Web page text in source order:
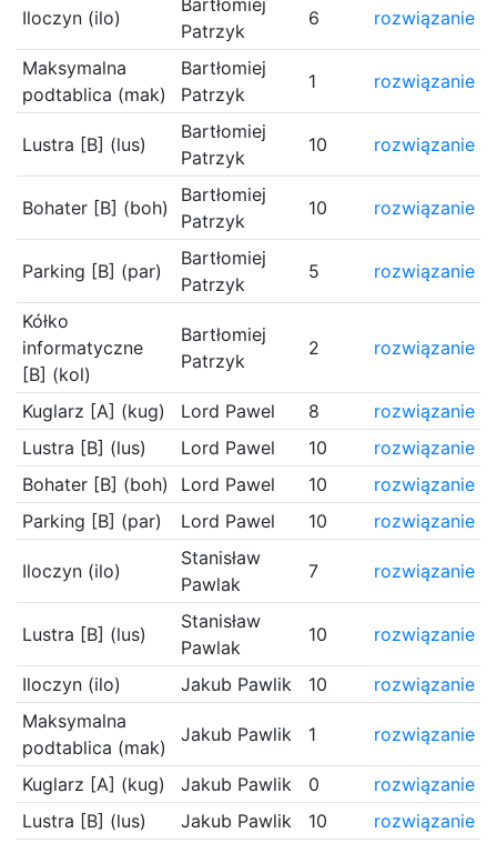
Iloczyn (ilo)
Bartłomiej
Patrzyk
6 rozwiązanie
Maksymalna
podtablica (mak)
Bartłomiej
Patrzyk
1 rozwiązanie
Lustra [B] (lus)
Bartłomiej
Patrzyk
10 rozwiązanie
Bohater [B] (boh)
Bartłomiej
Patrzyk
10 rozwiązanie
Parking [B] (par)
Bartłomiej
Patrzyk
5 rozwiązanie
Kółko
informatyczne
[B] (kol)
Bartłomiej
Patrzyk
2 rozwiązanie
Kuglarz [A] (kug) Lord Pawel 8
rozwiązanie
Lustra [B] (lus)
Lord Pawel 10
rozwiązanie
Bohater [B] (boh)
Lord Pawel 10
rozwiązanie
Parking [B] (par)
Lord Pawel 10 rozwiązanie
Iloczyn (ilo)
Stanisław
Pawlak
7 rozwiązanie
Lustra [B] (lus)
Stanisław
Pawlak
10 rozwiązanie
Iloczyn (ilo) Jakub Pawlik 10
rozwiązanie
Maksymalna
podtablica (mak)
Jakub Pawlik 1 rozwiązanie
Kuglarz [A] (kug) Jakub Pawlik 0
rozwiązanie
Lustra [B] (lus)
Jakub Pawlik 10
rozwiązanie